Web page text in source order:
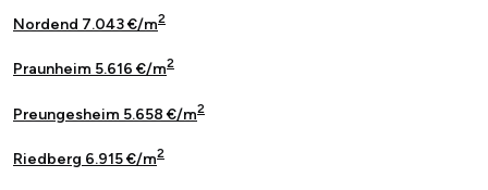
Nordend 7.043 €/m2
Praunheim 5.616 €/m2
Preungesheim 5.658 €/m2
Riedberg 6.915 €/m2